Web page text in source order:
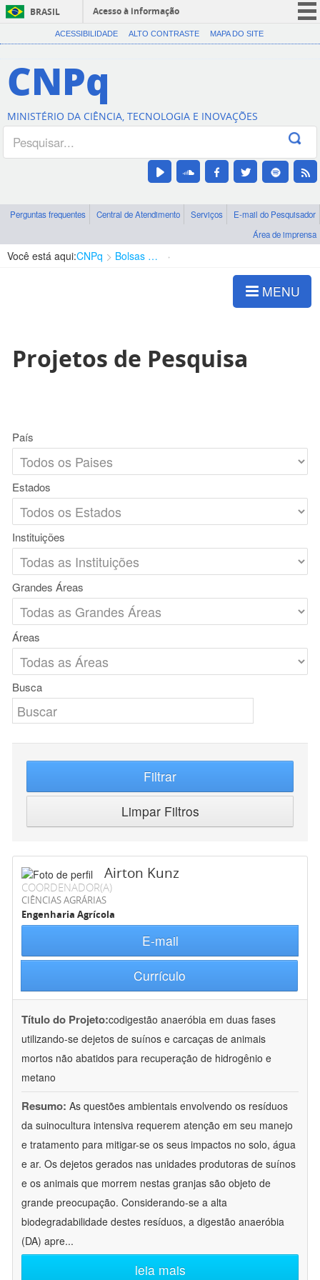
BRASIL
Acesso à informação
CORONAVÍRUS (COVID-19)
Canais
ACESSIBILIDADE ALTO CONTRASTE MAPA DO SITE
CNPq
MINISTÉRIO DA CIÊNCIA, TECNOLOGIA E INOVAÇÕES
Perguntas frequentes Central de Atendimento Serviços
E-mail do Pesquisador
Área de imprensa
Você está aqui:CNPq Bolsas e Auxílios Vigentes
MENU
Projetos de Pesquisa
País
Estados
Instituições
Grandes Áreas
Áreas
Busca
Filtrar
Limpar Filtros
Airton Kunz
COORDENADOR(A)
CIÊNCIAS AGRÁRIAS
Engenharia Agrícola
E-mail
Currículo
Título do Projeto:codigestão anaeróbia em duas fases
utilizando-se dejetos de suínos e carcaças de animais
mortos não abatidos para recuperação de hidrogênio e
metano
Resumo: As questões ambientais envolvendo os resíduos
da suinocultura intensiva requerem atenção em seu manejo
e tratamento para mitigar-se os seus impactos no solo, água
e ar. Os dejetos gerados nas unidades produtoras de suínos
e os animais que morrem nestas granjas são objeto de
grande preocupação. Considerando-se a alta
biodegradabilidade destes resíduos, a digestão anaeróbia
(DA) apre...
leia mais